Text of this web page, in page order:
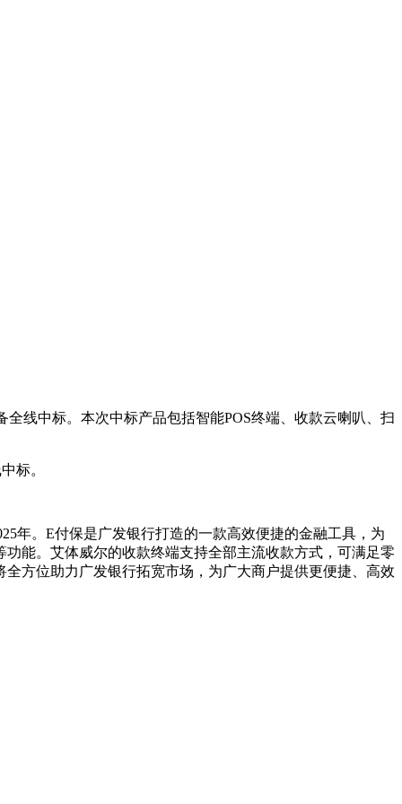
线中标。本次中标产品包括智能POS终端、收款云喇叭、扫
标。
年。E付保是广发银行打造的一款高效便捷的金融工具，为
能。艾体威尔的收款终端支持全部主流收款方式，可满足零
方位助力广发银行拓宽市场，为广大商户提供更便捷、高效